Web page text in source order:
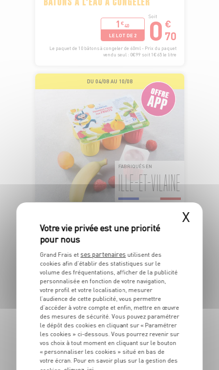
1€40
LE LOT DE 2
Soit
0 €
70
Le paquet de 10 bâtons à congeler de 60ml - Prix du paquet
vendu seul : 0€99 soit 1€65 le litre
DU 04/08 AU 10/08
FABRIQUÉS EN
ILLE-ET-VILAINE
Banane, Abricot et Framboise
1€
29
Le lot de 6x60g - Soit 3€58 le kg
DU 04/08 AU 09/08
X
Grand Frais et ses partenaires utilisent des
cookies afin d’établir des statistiques sur le
volume des fréquentations, afficher de la publicité
personnalisée en fonction de votre navigation,
votre profil et votre localisation, mesurer
l’audience de cette publicité, vous permettre
d’accéder à votre compte et enfin, mettre en œuvre
des mesures de sécurité. Vous pouvez paramétrer
le dépôt des cookies en cliquant sur « Paramétrer
les cookies » ci-dessous. Vous pourrez revenir sur
vos choix à tout moment en cliquant sur le bouton
« personnaliser les cookies » situé en bas de
votre écran. Pour en savoir plus sur la gestion des